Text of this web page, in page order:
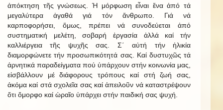
ἀπόκτηση τῆς γνώσεως. Ἡ μόρφωση εἶναι ἕνα ἀπό τά
μεγαλύτερα ἀγαθά γιά τόν ἄνθρωπο. Γιά νά
καρποφορήσει, ὅμως, πρέπει νά συνοδεύεται ἀπό
συστηματική μελέτη, σοβαρή ἐργασία ἀλλά καί τήν
καλλιέργεια τῆς ψυχῆς σας. Σ΄ αὐτή τήν ἡλικία
διαμορφώνετε τήν προσωπικότητά σας. Καί δυστυχῶς τά
ἀρνητικά παραδείγματα πού ὑπάρχουν στήν κοινωνία μας,
εἰσβάλλουν μέ διάφορους τρόπους καί στή ζωή σας,
ἀκόμα καί στά σχολεῖα σας καί ἀπειλοῦν νά καταστρέψουν
ὅτι ὄμορφο καί ὡραῖο ὑπάρχει στήν παιδική σας ψυχή.